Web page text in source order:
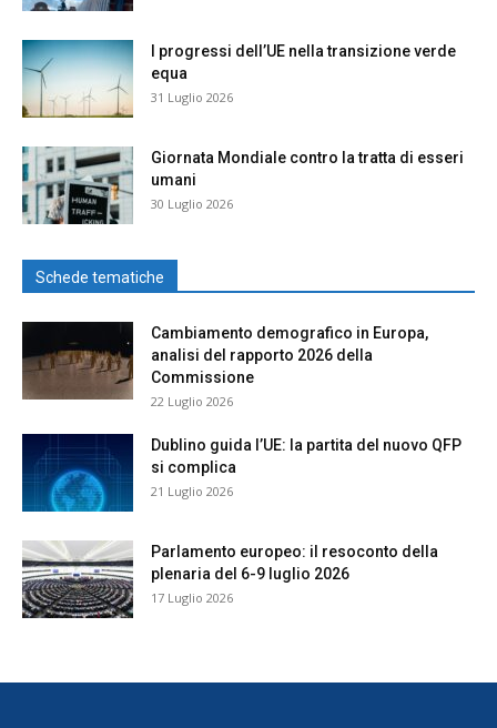
I progressi dell’UE nella transizione verde
equa
31 Luglio 2026
Giornata Mondiale contro la tratta di esseri
umani
30 Luglio 2026
Schede tematiche
Cambiamento demografico in Europa,
analisi del rapporto 2026 della
Commissione
22 Luglio 2026
Dublino guida l’UE: la partita del nuovo QFP
si complica
21 Luglio 2026
Parlamento europeo: il resoconto della
plenaria del 6-9 luglio 2026
17 Luglio 2026